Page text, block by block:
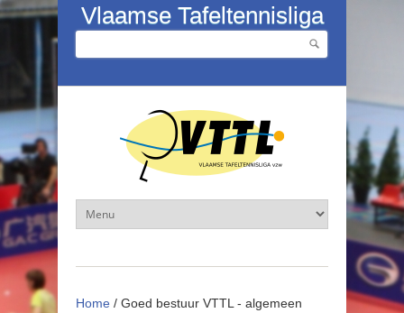
Overslaan en naar de inhoud gaan
Vlaamse Tafeltennisliga
Zoekveld
Home / Goed bestuur VTTL - algemeen